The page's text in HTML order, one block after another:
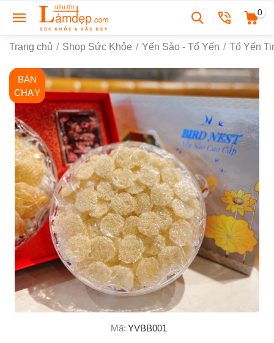
0
Trang chủ / Shop Sức Khỏe / Yến Sào - Tổ Yến / Tổ Yến
BÁN
CHẠY
Mã: YVBB001